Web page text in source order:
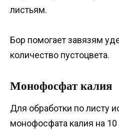
листьям.
Бор помогает завязям
количество пустоцвета.
Монофосфат калия
Для обработки по листу
монофосфата калия на